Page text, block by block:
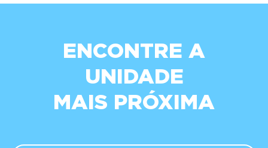
ENCONTRE A
UNIDADE
MAIS PRÓXIMA